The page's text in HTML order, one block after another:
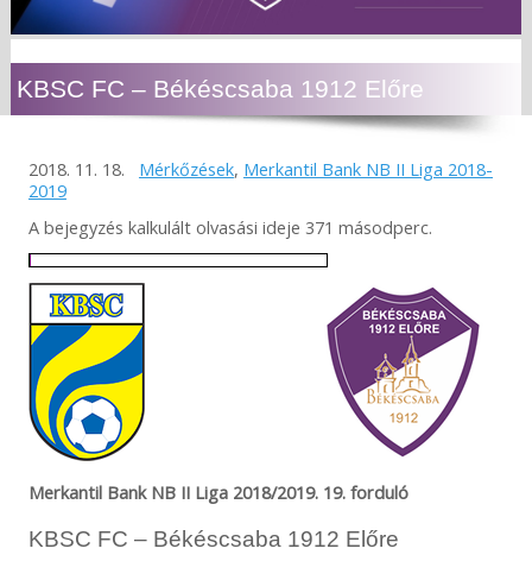
KBSC FC – Békéscsaba 1912 Előre
2018. 11. 18. Mérkőzések, Merkantil Bank NB II Liga 2018-
2019
A bejegyzés kalkulált olvasási ideje 371 másodperc.
Merkantil Bank NB II Liga 2018/2019. 19. forduló
KBSC FC – Békéscsaba 1912 Előre